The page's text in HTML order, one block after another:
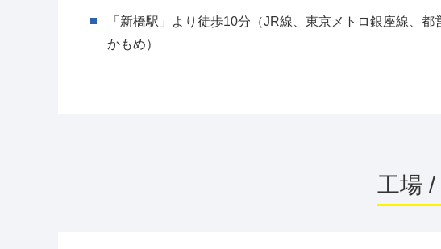
「新橋駅」より徒歩10分（JR線、東京メトロ銀座線、都
かもめ）
工場 /